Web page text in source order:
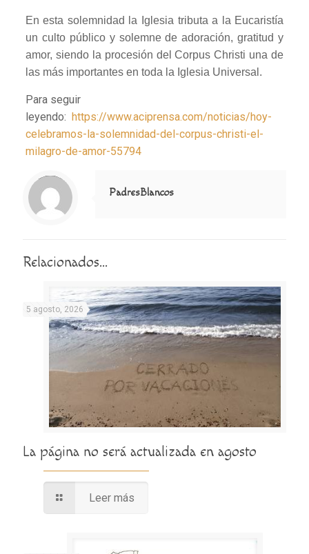
En esta solemnidad la Iglesia tributa a la Eucaristía
un culto público y solemne de adoración, gratitud y
amor, siendo la procesión del Corpus Christi una de
las más importantes en toda la Iglesia Universal.
Para seguir
leyendo: https://www.aciprensa.com/noticias/hoy-
celebramos-la-solemnidad-del-corpus-christi-el-
milagro-de-amor-55794
Notice
: Trying to access array offset on value of type null in
/home/misioner/public_html/padresblancos/themes/betheme/includes/content-single.php
on line
286
PadresBlancos
Relacionados...
5 agosto, 2026
La página no será actualizada en agosto
Leer más